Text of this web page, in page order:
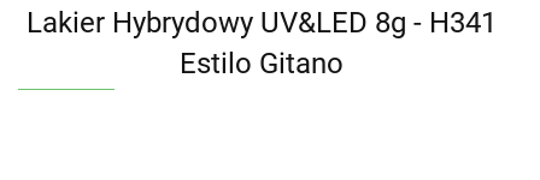
Lakier Hybrydowy UV&LED 8g - H341
Estilo Gitano